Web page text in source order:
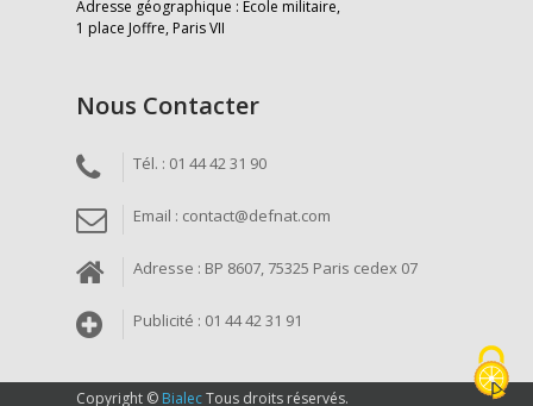
Adresse géographique : École militaire,
1 place Joffre, Paris VII
Nous Contacter
Tél. : 01 44 42 31 90
Email : contact@defnat.com
Adresse : BP 8607, 75325 Paris cedex 07
Publicité : 01 44 42 31 91
Copyright © BialecTous droits réservés.